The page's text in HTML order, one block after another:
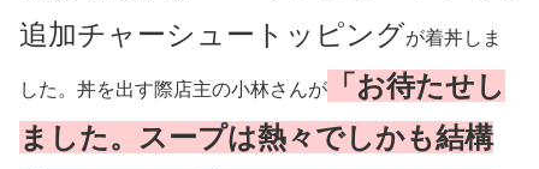
追加チャーシュートッピングが着丼しま
した。丼を出す際店主の小林さんが
「お待たせし
ました。スープは熱々でしかも結構